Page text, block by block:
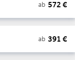
ab 572 €
ab 391 €